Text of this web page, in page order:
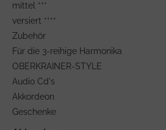
mittel ***
versiert ****
Zubehör
Für die 3-reihige Harmonika
OBERKRAINER-STYLE
Audio Cd's
Akkordeon
Geschenke